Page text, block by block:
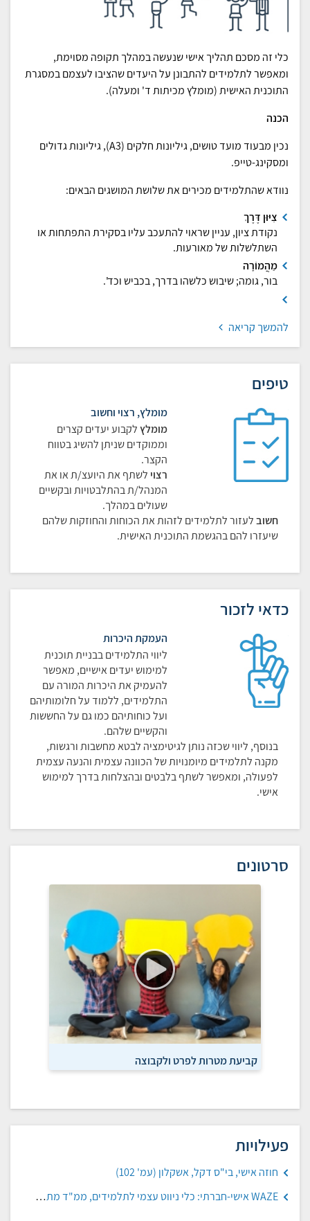
כלי זה מסכם תהליך אישי שנעשה במהלך תקופה מסוימת,
ומאפשר לתלמידים להתבונן על היעדים שהציבו לעצמם במסגרת
התוכנית האישית (מומלץ מכיתות ד' ומעלה).
הכנה
נכין מבעוד מועד טושים, גיליונות חלקים (A3), גיליונות גדולים
ומסקינג-טייפ.
נוודא שהתלמידים מכירים את שלושת המושגים הבאים:
צִיּוּן דֶּרֶךְ
נקודת ציון, עניין שראוי להתעכב עליו בסקירת התפתחות או
השתלשלות של מאורעות.
מַהֲמוֹרָה
בור, גומה; שיבוש כלשהו בדרך, בכביש וכד'.
להמשך קריאה
טיפים
מומלץ, רצוי וחשוב
מומלץלקבוע יעדים קצרים
וממוקדים שניתן להשיג בטווח
הקצר.
רצוי לשתף את היועצ/ת או את
המנהל/ת בהתלבטויות ובקשיים
שעולים במהלך.
חשובלעזור לתלמידים לזהות את הכוחות והחוזקות שלהם
שיעזרו להם בהגשמת התוכנית האישית.
כדאי לזכור
העמקת היכרות
ליווי התלמידים בבניית תוכנית
למימוש יעדים אישיים, מאפשר
להעמיק את היכרות המורה עם
התלמידים, ללמוד על חלומותיהם
ועל כוחותיהם כמו גם על החששות
והקשיים שלהם.
בנוסף, ליווי שכזה נותן לגיטימציה לבטא מחשבות ורגשות,
מקנה לתלמידים מיומנויות של הכוונה עצמית והנעה עצמית
לפעולה, ומאפשר לשתף בלבטים ובהצלחות בדרך למימוש
אישי.
סרטונים
קביעת מטרות לפרט ולקבוצה
פעילויות
חוזה אישי, בי"ס דקל, אשקלון (עמ' 102)
WAZE אישי-חברתי: כלי ניווט עצמי לתלמידים, ממ"ד מתתיהו, צלפון